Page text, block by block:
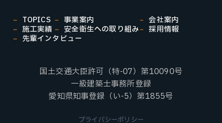
TOPICS 事業案内
会社案内
施工実績
安全衛生への取り組み
採用情報
先輩インタビュー
国土交通大臣許可（特-07）第10090号
一級建築士事務所登録
愛知県知事登録（い-5）第1855号
プライバシーポリシー